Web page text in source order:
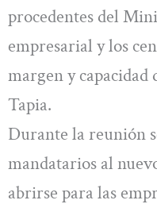
procedentes del
empresarial y los
margen y capacidad
Tapia.
Durante la reunión
mandatarios al
abrirse para las